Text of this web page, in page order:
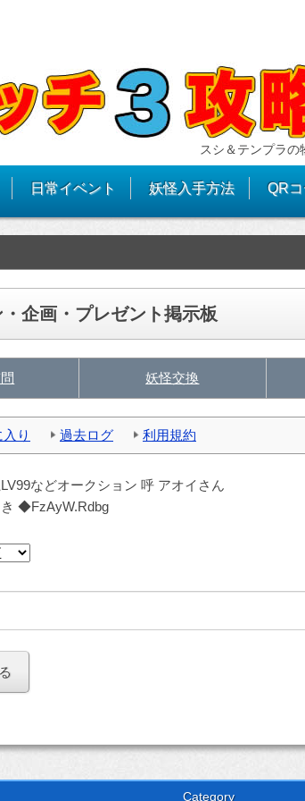
スシ＆テンプラの
日常イベント 妖怪入手方法 QR
企画・プレゼント掲示板
妖怪交換
り 過去ログ 利用規約
などオークション 呼 アオイさん
◆FzAyW.Rdbg
Category